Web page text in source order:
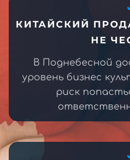
КИТАЙСКИЙ
НЕ
В Поднебесной
уровень бизнес
риск